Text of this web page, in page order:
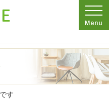
注文住宅・新築戸建てを手がける工
建てを手がける工務店ならCALM
す